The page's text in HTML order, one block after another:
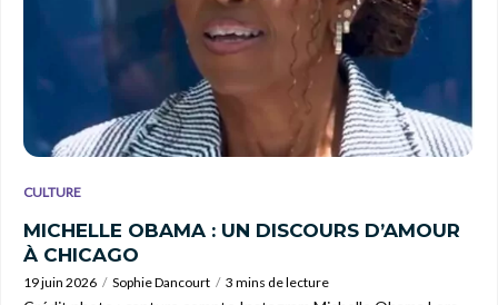
CULTURE
MICHELLE OBAMA : UN DISCOURS D’AMOUR
À CHICAGO
19 juin 2026 Sophie Dancourt 3 mins de lecture